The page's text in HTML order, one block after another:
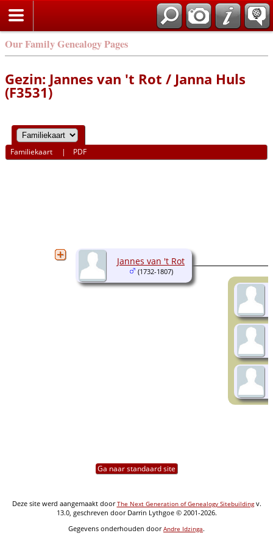
Our Family Genealogy Pages
Gezin: Jannes van 't Rot / Janna Huls
(F3531)
Familiekaart | PDF
Jannes van 't Rot
(1732-1807)
Ga naar standaard site
Deze site werd aangemaakt doorThe Next Generation of Genealogy Sitebuildingv.
13.0, geschreven door Darrin Lythgoe © 2001-2026.
Gegevens onderhouden doorAndre Idzinga.